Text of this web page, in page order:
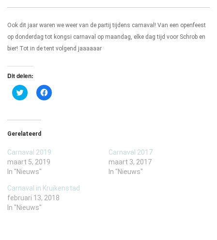
Ook dit jaar waren we weer van de partij tijdens carnaval! Van een openfeest
op donderdag tot kongsi carnaval op maandag, elke dag tijd voor Schrob en
bier! Tot in de tent volgend jaaaaaar
Dit delen:
Klik
om
Twitter
in
nieuw
venster
geopend)
Klik
om
nieuw
venster
geopend)
Gerelateerd
Carnaval 2019
maart 5, 2019
In "Nieuws"
Carnaval 2017
maart 3, 2017
In "Nieuws"
Carnaval in Kruikenstad
februari 13, 2018
In "Nieuws"